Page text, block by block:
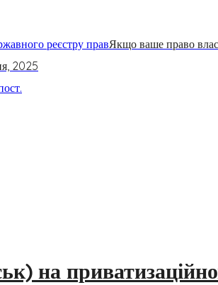
Якщо ваше право
2025
на